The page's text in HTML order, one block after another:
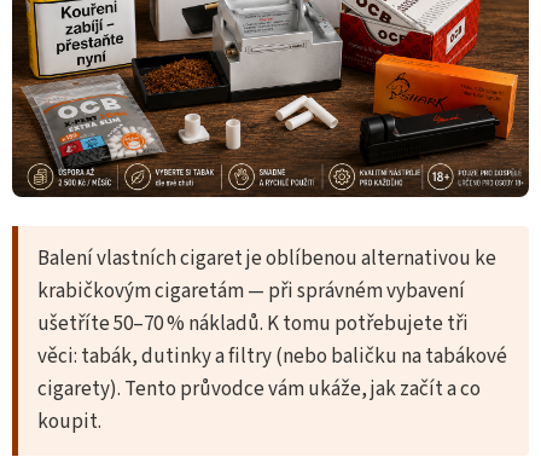
Balení vlastních cigaret je oblíbenou alternativou ke
krabičkovým cigaretám — při správném vybavení
ušetříte 50–70 % nákladů. K tomu potřebujete tři
věci: tabák, dutinky a filtry (nebo baličku na tabákové
cigarety). Tento průvodce vám ukáže, jak začít a co
koupit.